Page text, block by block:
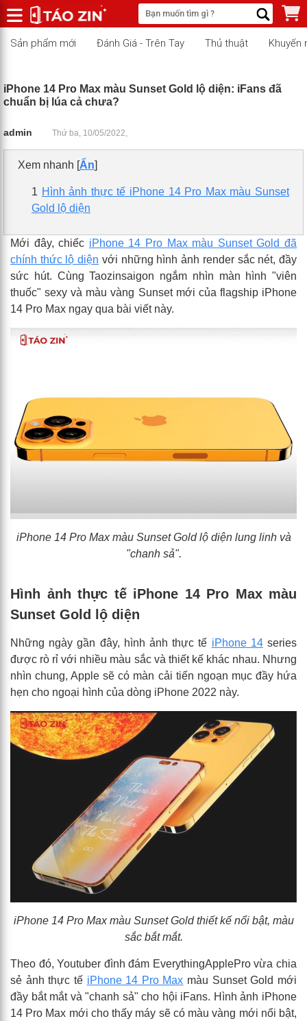
Sản phẩm mới Đánh Giá - Trên Tay Thủ thuật Khuyến
iPhone 14 Pro Max màu Sunset Gold lộ diện: iFans đã
chuẩn bị lúa cả chưa?
admin Thứ ba, 10/05/2022,
Xem nhanh [Ẩn]
1 Hình ảnh thực tế iPhone 14 Pro Max màu Sunset
Gold lộ diện
Mới đây, chiếc iPhone 14 Pro Max màu Sunset Gold đã
chính thức lộ diện với những hình ảnh render sắc nét, đầy
sức hút. Cùng Taozinsaigon ngắm nhìn màn hình "viên
thuốc" sexy và màu vàng Sunset mới của flagship iPhone
14 Pro Max ngay qua bài viết này.
iPhone 14 Pro Max màu Sunset Gold lộ diện lung linh và
"chanh sả".
Hình ảnh thực tế iPhone 14 Pro Max màu
Sunset Gold lộ diện
Những ngày gần đây, hình ảnh thực tế iPhone 14series
được rò rỉ với nhiều màu sắc và thiết kế khác nhau. Nhưng
nhìn chung, Apple sẽ có màn cải tiến ngoạn mục đầy hứa
hẹn cho ngoại hình của dòng iPhone 2022 này.
iPhone 14 Pro Max màu Sunset Gold thiết kế nổi bật, màu
sắc bắt mắt.
Theo đó, Youtuber đình đám EverythingApplePro vừa chia
sẻ ảnh thực tế iPhone 14 Pro Max màu Sunset Gold mới
đầy bắt mắt và "chanh sả" cho hội iFans. Hình ảnh iPhone
14 Pro Max mới cho thấy máy sẽ có màu vàng mới nổi bật,